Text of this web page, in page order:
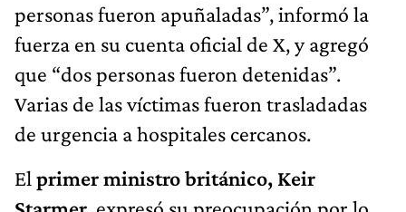
personas fueron apuñaladas”, informó la
fuerza en su cuenta oficial de X, y agregó
que “dos personas fueron detenidas”.
Varias de las víctimas fueron trasladadas
de urgencia a hospitales cercanos.
El primer ministro británico, Keir